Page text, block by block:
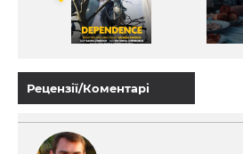
Рецензії/Коментарі